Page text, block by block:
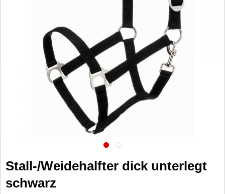
Stall-/Weidehalfter dick unterlegt
schwarz